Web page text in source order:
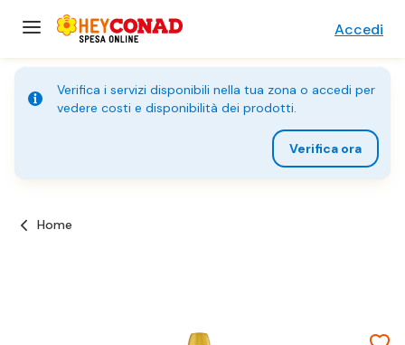
Accedi
Verifica i servizi disponibili nella tua zona o accedi per
vedere costi e disponibilità dei prodotti.
Verifica ora
Home